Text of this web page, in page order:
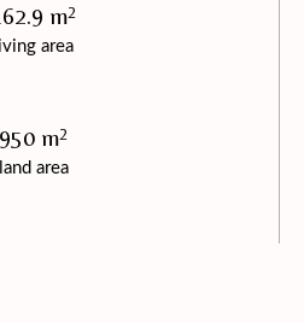
living area
m²
land area
950 m²